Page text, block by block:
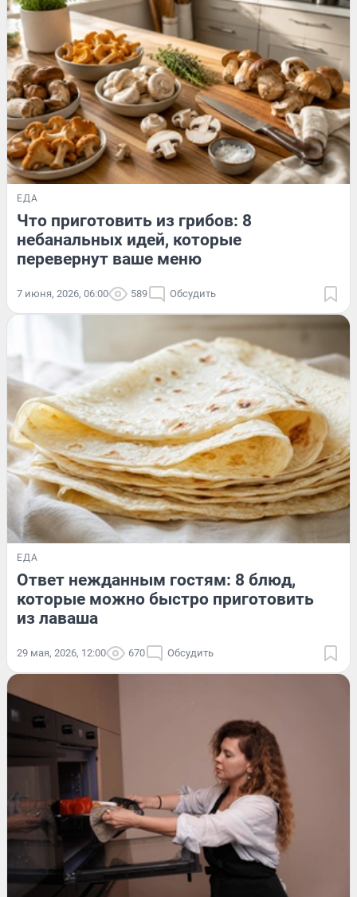
ЕДА
Что приготовить из грибов: 8
небанальных идей, которые
перевернут ваше меню
7 июня, 2026, 06:00 589 Обсудить
ЕДА
Ответ нежданным гостям: 8 блюд,
которые можно быстро приготовить
из лаваша
29 мая, 2026, 12:00 670 Обсудить